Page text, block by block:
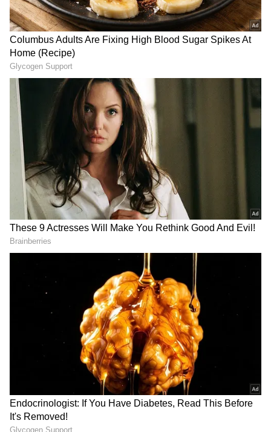
ஏசியாநெட் தமிழ்-ஐ உங்கள் முதன்மைத்
தேர்வாக்குங்கள்
அந்த வகையில், தன்னுடைய மகள்
ஆத்யந்தா பிறந்தநாளை ஆசிரமத்தில்